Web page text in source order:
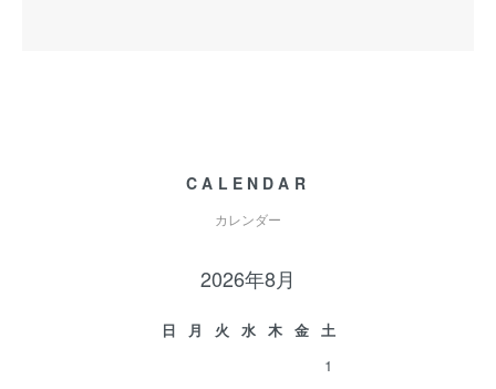
CALENDAR
カレンダー
2026年8月
日 月 火 水 木 金
土
1